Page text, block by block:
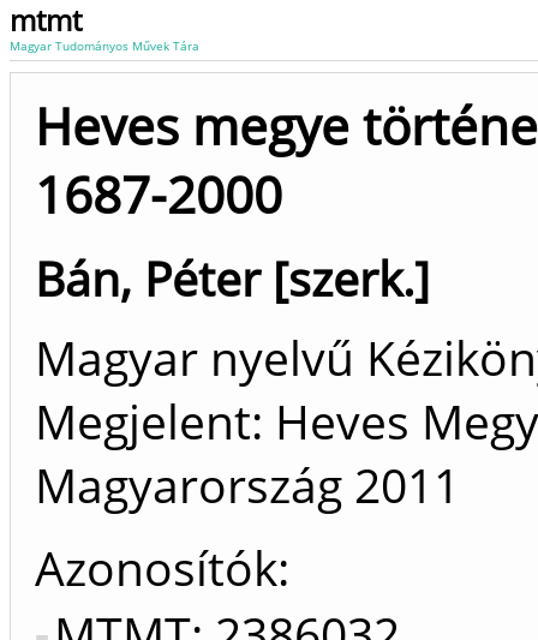
mtmt
Magyar Tudományos Művek Tára
Heves megye
1687-2000
Bán, Péter [szerk.]
Magyar nyelvű
Megjelent: Heves
Magyarország 2011
Azonosítók